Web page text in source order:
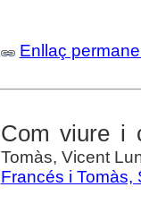
Enllaç
Com viure i
Tomàs, Vicent
Francés i Tomàs,